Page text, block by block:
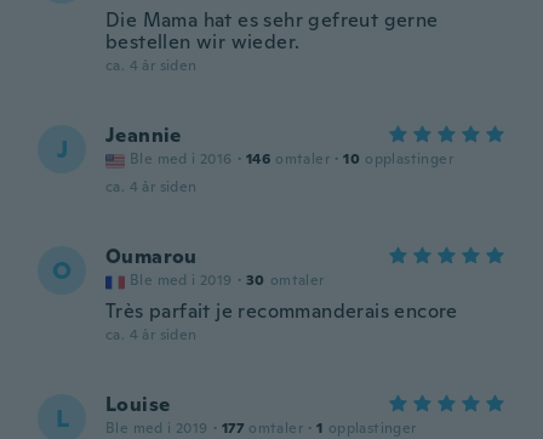
Die Mama hat es sehr gefreut gerne
bestellen wir wieder.
ca. 4 år siden
J Jeannie
Ble med i 2016 · 146 omtaler · 10 opplastinger
ca. 4 år siden
O Oumarou
Ble med i 2019 · 30 omtaler
Très parfait je recommanderais encore
ca. 4 år siden
L Louise
Ble med i 2019 · 177 omtaler · 1 opplastinger